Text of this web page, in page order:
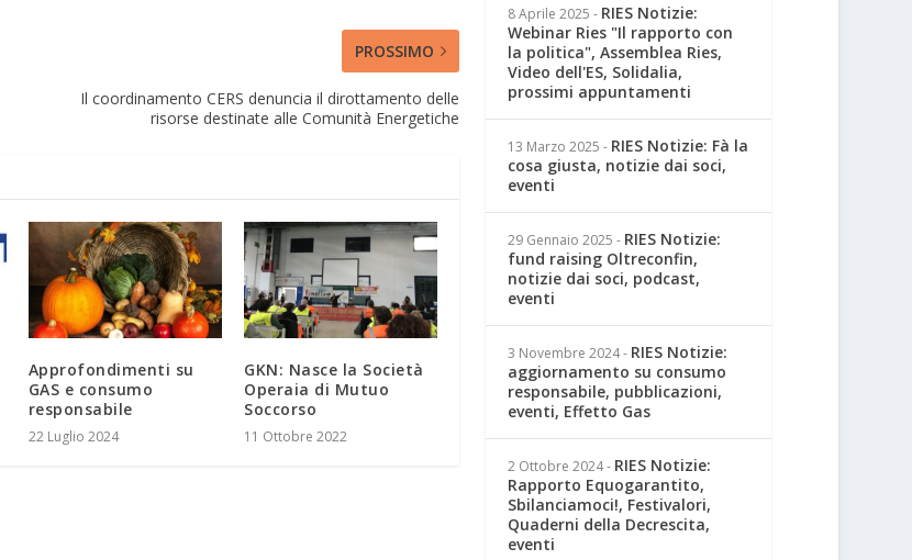
PROSSIMO
Il coordinamento CERS denuncia il dirottamento delle
risorse destinate alle Comunità Energetiche
Approfondimenti su
GAS e consumo
responsabile
22 Luglio 2024
GKN: Nasce la Società
Operaia di Mutuo
Soccorso
11 Ottobre 2022
8 Aprile 2025 - RIES Notizie:
Webinar Ries "Il rapporto con
la politica", Assemblea Ries,
Video dell'ES, Solidalia,
prossimi appuntamenti
13 Marzo 2025 - RIES Notizie: Fà la
cosa giusta, notizie dai soci,
eventi
29 Gennaio 2025 - RIES Notizie:
fund raising Oltreconfin,
notizie dai soci, podcast,
eventi
3 Novembre 2024- RIES Notizie:
aggiornamento su consumo
responsabile, pubblicazioni,
eventi, Effetto Gas
2 Ottobre 2024- RIES Notizie:
Rapporto Equogarantito,
Sbilanciamoci!, Festivalori,
Quaderni della Decrescita,
eventi